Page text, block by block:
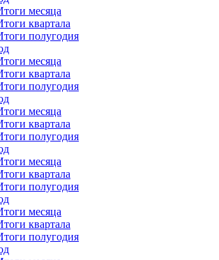
месяца
квартала
полугодия
месяца
квартала
полугодия
месяца
квартала
полугодия
месяца
квартала
полугодия
месяца
квартала
полугодия